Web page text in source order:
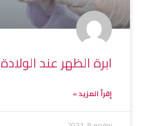
ابرة الظهر عند الولادة
إقرأ المزيد »